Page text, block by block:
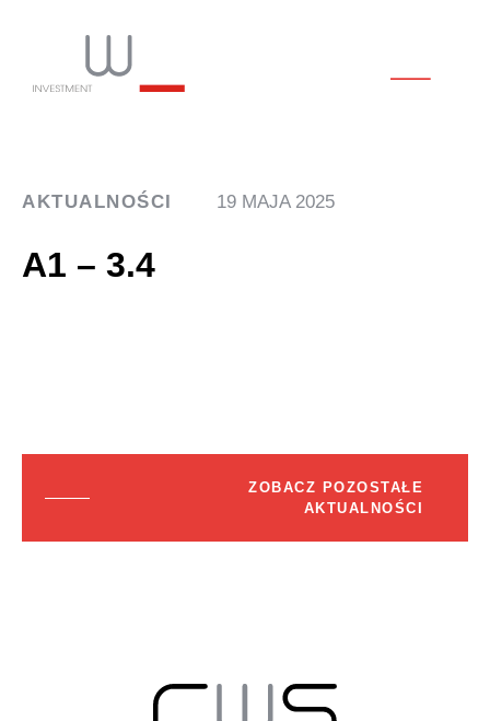
AKTUALNOŚCI 19 MAJA 2025
A1 – 3.4
ZOBACZ POZOSTAŁE
AKTUALNOŚCI